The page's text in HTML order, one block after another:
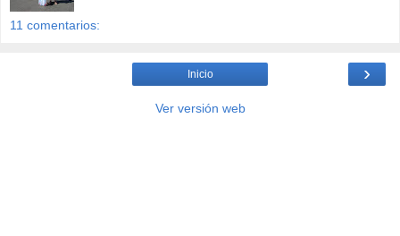
11 comentarios:
›
Inicio
Ver versión web